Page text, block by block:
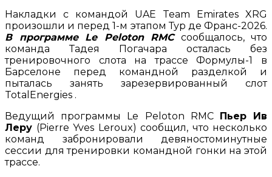
Накладки с командой UAE Team Emirates XRG
произошли и перед 1-м этапом Тур де Франс-2026.
В программе Le Peloton RMCсообщалось, что
команда Тадея Погачара осталась без
тренировочного слота на трассе Формулы-1 в
Барселоне перед командной разделкой и
пыталась занять зарезервированный слот
TotalEnergies .
Ведущий программы Le Peloton RMC Пьер Ив
Леру (Pierre Yves Leroux) сообщил, что несколько
команд забронировали девяностоминутные
сессии для тренировки командной гонки на этой
трассе.